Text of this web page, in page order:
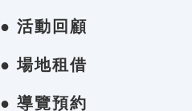
● 活動回顧
● 場地租借
● 導覽預約